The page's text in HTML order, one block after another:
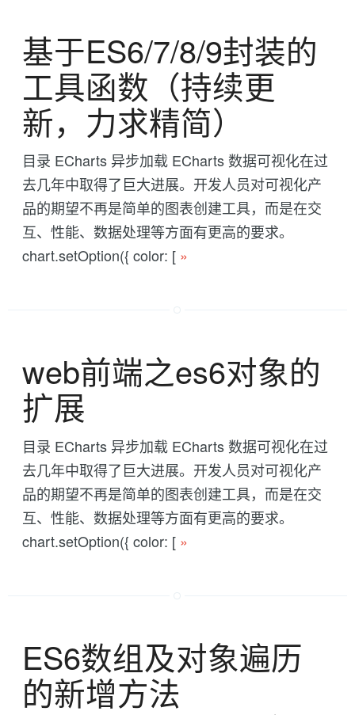
基于ES6/7/8/9封装的
工具函数（持续更
新，力求精简）
目录 ECharts 异步加载 ECharts 数据可视化在过
去几年中取得了巨大进展。开发人员对可视化产
品的期望不再是简单的图表创建工具，而是在交
互、性能、数据处理等方面有更高的要求。
chart.setOption({ color: [ »
web前端之es6对象的
扩展
目录 ECharts 异步加载 ECharts 数据可视化在过
去几年中取得了巨大进展。开发人员对可视化产
品的期望不再是简单的图表创建工具，而是在交
互、性能、数据处理等方面有更高的要求。
chart.setOption({ color: [ »
ES6数组及对象遍历
的新增方法